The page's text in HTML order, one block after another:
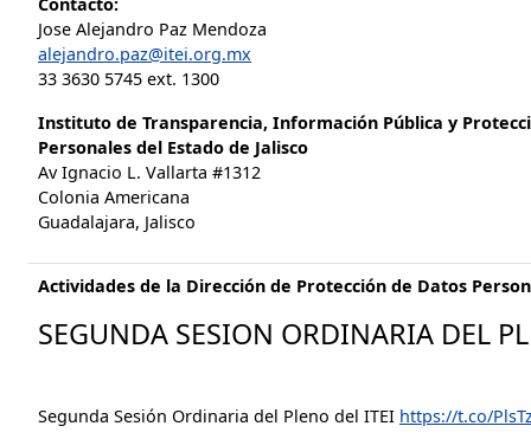
Jose Alejandro Paz Mendoza
alejandro.paz@itei.org.mx
33 3630 5745 ext. 1300
Instituto de Transparencia, Información Pública y
Personales del Estado de Jalisco
Av Ignacio L. Vallarta #1312
Colonia Americana
Guadalajara, Jalisco
Actividades de la Dirección de Protección de Datos
SEGUNDA SESION ORDINARIA DEL
Segunda Sesión Ordinaria del Pleno del ITEI https://t.co/